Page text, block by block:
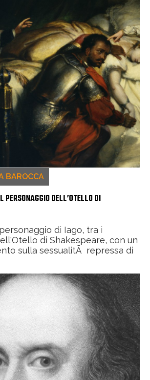
BAROCCA
PERSONAGGIO DELL’OTELLO DI
di Iago, tra i
di Shakespeare, con un
sulla sessualitÃ repressa di